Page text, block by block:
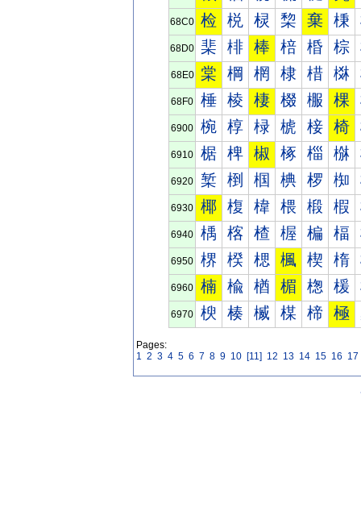
68C0 检 棁 棂 棃 棄 棅
68D0 棐 棑 棒 棓 棔 棕
68E0 棠 棡 棢 棣 棤 棥
68F0 棰 棱 棲 棳 棴 棵
6900 椀 椁 椂 椃 椄 椅
6910 椐 椑 椒 椓 椔 椕
6920 椠 椡 椢 椣 椤 椥
6930 椰 椱 椲 椳 椴 椵
6940 楀 楁 楂 楃 楄 楅
6950 楐 楑 楒 楓 楔 楕
6960 楠 楡 楢 楣 楤 楥
6970 楰 楱 楲 楳 楴 極
Pages:
1 2 3 4 5 6 7 8 9 10 [11] 12 13 14 15 16 17